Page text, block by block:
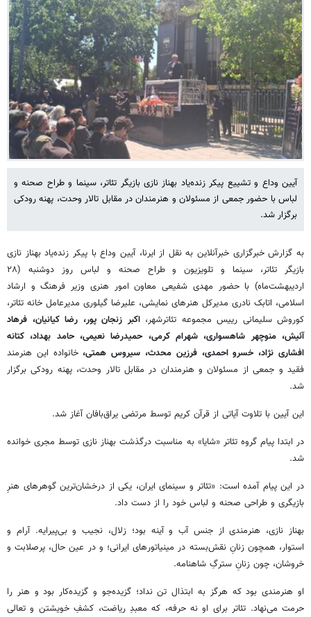
آیین وداع و تشییع پیکر زنده‌یاد بهناز نازی بازیگر تئاتر، سینما و طراح صحنه و
لباس با حضور جمعی از مسئولان و هنرمندان در مقابل تالار وحدت، پهنه رودکی
برگزار شد.
به گزارش خبرگزاری خبرآنلاین به نقل از ایرنا، آیین وداع با پیکر زنده‌یاد بهناز نازی
بازیگر تئاتر، سینما و تلویزیون و طراح صحنه و لباس روز دوشنبه (٢٨
اردیبهشت‌ماه) با حضور مهدی شفیعی معاون امور هنری وزیر فرهنگ و ارشاد
اسلامی، اتابک نادری مدیرکل هنرهای نمایشی، علیرضا گیلوری مدیرعامل خانه تئاتر،
کوروش سلیمانی رییس مجموعه تئاترشهر، اکبر زنجان پور، رضا کیانیان، فرهاد
آئیش، منوچهر شاهسواری، شهرام کرمی، حمیدرضا نعیمی، حامد بهداد، کتانه
افشاری نژاد، خسرو احمدی، فرزین محدث، سیروس همتی،خانواده این هنرمند
فقید و جمعی از مسئولان و هنرمندان در مقابل تالار وحدت، پهنه رودکی برگزار
شد.
این آیین با تلاوت آیاتی از قرآن کریم توسط مرتضی یراق‌بافان آغاز شد.
در ابتدا پیام گروه تئاتر «شایا» به مناسبت درگذشت بهناز نازی توسط مجری خوانده
شد.
در این پیام آمده است: «تئاتر و سینمای ایران، یکی از درخشان‌ترین گوهرهای هنرِ
بازیگری و طراحی صحنه و لباس خود را از دست داد.
بهناز نازی، هنرمندی از جنس آب و آینه بود؛ زلال، نجیب و بی‌پیرایه. آرام و
استوار، همچون زنانِ نقش‌بسته در مینیاتورهای ایرانی؛ و در عین حال، پرصلابت و
خروشان، چون زنانِ سترگِ شاهنامه.
او هنرمندی بود که هرگز به ابتذال تن نداد؛ گزیده‌جو و گزیده‌کار بود و هنر را
حرمت می‌نهاد. تئاتر برای او نه حرفه، که معبدِ ریاضت، کشفِ خویشتن و تعالی